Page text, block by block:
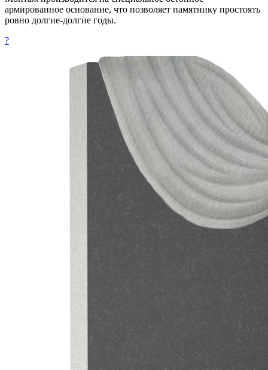
армированное основание, что позволяет памятнику простоять
ровно долгие-долгие годы.
?